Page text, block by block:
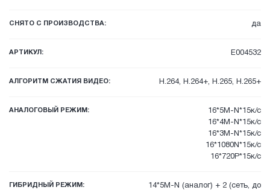
СНЯТО С ПРОИЗВОДСТВА: да
АРТИКУЛ: E004532
АЛГОРИТМ СЖАТИЯ ВИДЕО: H.264, H.264+, H.265, H.265+
АНАЛОГОВЫЙ РЕЖИМ:
16*5M-N*15к/с
16*4M-N*15к/с
16*3M-N*15к/с
16*1080N*15к/с
16*720P*15к/с
ГИБРИДНЫЙ РЕЖИМ:
14*5M-N (аналог) + 2 (сеть, до